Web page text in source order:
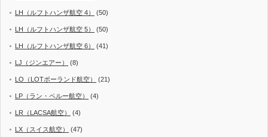
LH（ルフトハンザ航空 4） (50)
LH（ルフトハンザ航空 5） (50)
LH（ルフトハンザ航空 6） (41)
LJ（ジンエアー） (8)
LO（LOTポーランド航空） (21)
LP（ラン・ペルー航空） (4)
LR（LACSA航空） (4)
LX（スイス航空） (47)